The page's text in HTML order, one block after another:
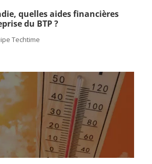
quelles aides financières
du BTP ?
Techtime